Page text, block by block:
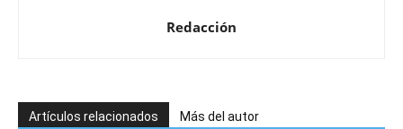
Redacción
Artículos relacionados Más del autor